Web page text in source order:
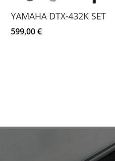
YAMAHA DTX-432K SET
599,00€